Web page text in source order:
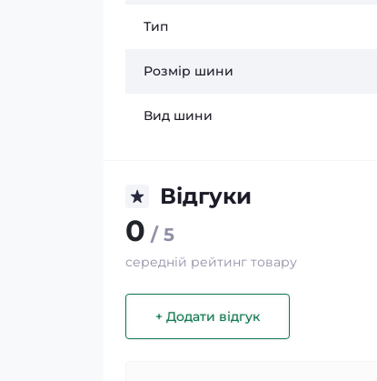
Тип
Розмір шини
Вид шини
Відгуки
0 / 5
середній рейтинг товару
+ Додати відгук